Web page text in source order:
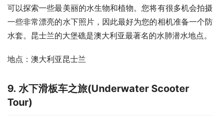
可以探索一些最美丽的水生物和植物。您将有很多机会拍摄
一些非常漂亮的水下照片，因此最好为您的相机准备一个防
水套。昆士兰的大堡礁是澳大利亚最著名的水肺潜水地点。
地点：澳大利亚昆士兰
9. 水下滑板车之旅(Underwater Scooter
Tour)